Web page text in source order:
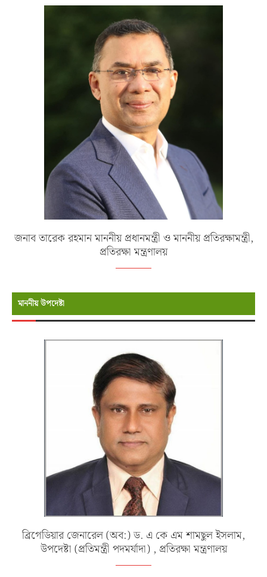
জনাব তারেক রহমান মাননীয় প্রধানমন্ত্রী ও মাননীয় প্রতিরক্ষামন্ত্রী,
প্রতিরক্ষা মন্ত্রণালয়
মাননীয় উপদেষ্টা
ব্রিগেডিয়ার জেনারেল (অব:) ড. এ কে এম শামছুল ইসলাম,
উপদেষ্টা (প্রতিমন্ত্রী পদমর্যাদা) , প্রতিরক্ষা মন্ত্রণালয়